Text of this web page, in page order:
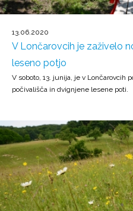
13.06.2020
V Lončarovcih je zaživelo
leseno potjo
V soboto, 13. junija, je v Lončarovcih
počivališča in dvignjene lesene poti.